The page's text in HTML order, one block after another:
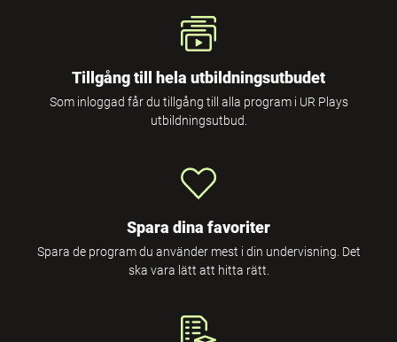
Tillgång till hela utbildningsutbudet
Som inloggad får du tillgång till alla program i UR Plays
utbildningsutbud.
Spara dina favoriter
Spara de program du använder mest i din undervisning. Det
ska vara lätt att hitta rätt.